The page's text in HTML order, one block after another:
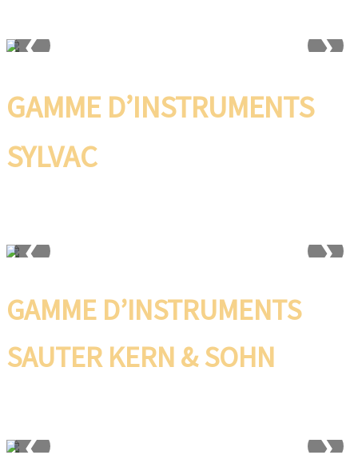
❮ ❯
GAMME D’INSTRUMENTS
SYLVAC
❮ ❯
GAMME D’INSTRUMENTS
SAUTER KERN & SOHN
❮ ❯